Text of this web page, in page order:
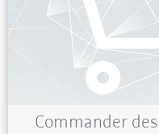
Commander